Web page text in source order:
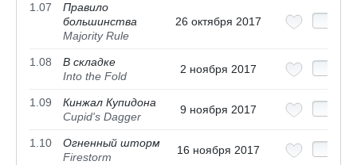
1.07
Правило
большинства
Majority Rule
26 октября 2017
1.08
В складке
Into the Fold
2 ноября 2017
1.09
Кинжал Купидона
Cupid's Dagger
9 ноября 2017
1.10
Огненный шторм
Firestorm
16 ноября 2017